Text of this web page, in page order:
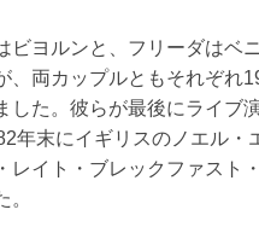
ビヨルンと、フリーダはベ
、両カップルともそれぞれ
した。彼らが最後にライブ
年末にイギリスのノエル・
レイト・ブレックファスト
。